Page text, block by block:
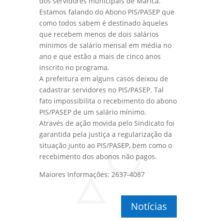
Estamos falando do Abono PIS/PASEP que
como todos sabem é destinado àqueles
que recebem menos de dois salários
mínimos de salário mensal em média no
ano e que estão a mais de cinco anos
inscrito no programa.
A prefeitura em alguns casos deixou de
cadastrar servidores no PIS/PASEP. Tal
fato impossibilita o recebimento do abono
PIS/PASEP de um salário mínimo.
Através de ação movida pelo Sindicato foi
garantida pela justiça a regularização da
situação junto ao PIS/PASEP, bem como o
recebimento dos abonos não pagos.
Maiores Informações: 2637-4087
Notícias